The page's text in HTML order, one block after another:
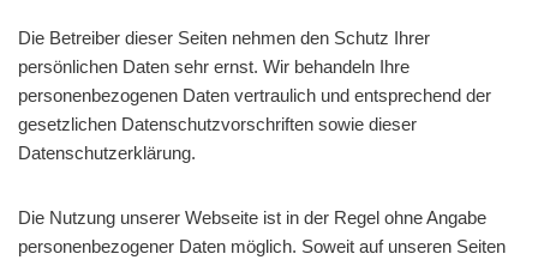
Die Betreiber dieser Seiten nehmen den Schutz Ihrer
persönlichen Daten sehr ernst. Wir behandeln Ihre
personenbezogenen Daten vertraulich und entsprechend der
gesetzlichen Datenschutzvorschriften sowie dieser
Datenschutzerklärung.
Die Nutzung unserer Webseite ist in der Regel ohne Angabe
personenbezogener Daten möglich. Soweit auf unseren Seiten